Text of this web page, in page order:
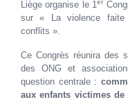
Liège organise le 1er
sur « La violence
conflits ».
Ce Congrès réunira des
des ONG et
question centrale :
aux enfants victimes